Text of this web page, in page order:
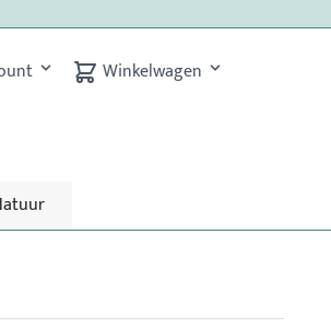
Winkelwagen